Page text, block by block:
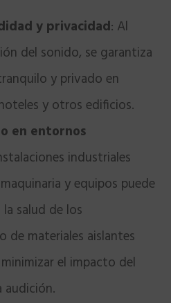
y privacidad: Al
del sonido, se garantiza
y privado en
y otros edificios.
en entornos
industriales
y equipos puede
salud de los
de materiales aislantes
el impacto del